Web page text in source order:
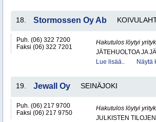
18. Stormossen Oy Ab
Puh. (06) 322 7200
Faksi (06) 322 7201
Hakutulos löytyi
JÄTEHUOLTOA JA
Lue lisää..
Näytä
19. Jewall Oy SEINÄJOKI
Puh. (06) 217 9700
Faksi (06) 217 9750
Hakutulos löytyi
JULKISTEN